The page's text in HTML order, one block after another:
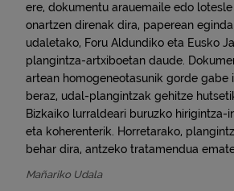
ere, dokumentu arauemaile edo
onartzen direnak dira, paperean
udaletako, Foru Aldundiko eta Eusko
plangintza-artxiboetan daude.
artean homogeneotasunik gorde gabe
beraz, udal-plangintzak gehitze
Bizkaiko lurraldeari buruzko hirigintza-
eta koherenterik. Horretarako,
behar dira, antzeko tratamendua
Mañariko Udala